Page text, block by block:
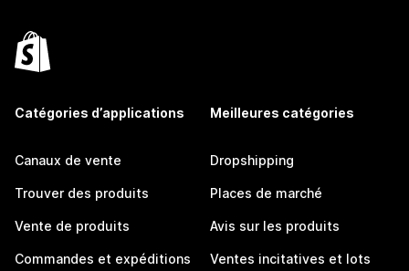
Catégories d’applications
Canaux de vente
Trouver des produits
Vente de produits
Commandes et expéditions
Meilleures catégories
Dropshipping
Places de marché
Avis sur les produits
Ventes incitatives et lots